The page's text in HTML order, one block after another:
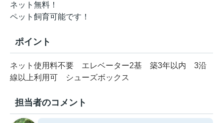
ネット無料！
ペット飼育可能です！
ポイント
ネット使用料不要 エレベーター2基 築3年以内
3沿
線以上利用可
シューズボックス
担当者のコメント